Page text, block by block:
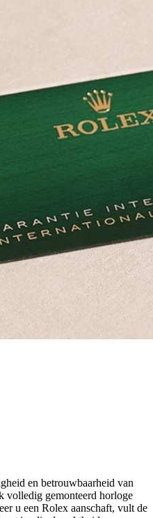
en betrouwbaarheid van
volledig gemonteerd horloge
u een Rolex aanschaft, vult de